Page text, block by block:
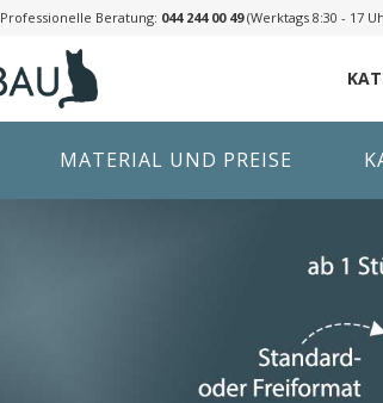
Professionelle Beratung: 044 244 00 49(Werktags 8:30 - 17
MATERIAL UND PREISE